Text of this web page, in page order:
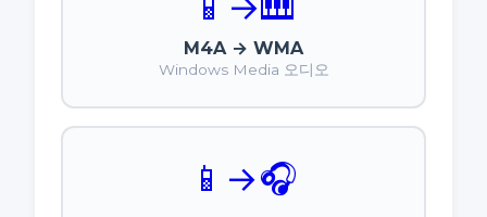
M4A → WMA
Windows Media 오디오
📱 →🎧